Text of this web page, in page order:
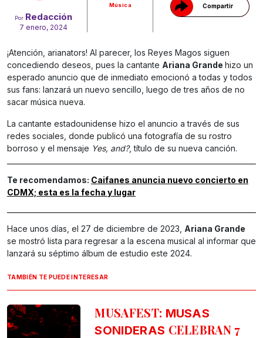
Por Redacción
7 enero, 2024
Música Compartir
¡Atención, arianators! Al parecer, los Reyes Magos siguen
concediendo deseos, pues la cantante Ariana Grande hizo un
esperado anuncio que de inmediato emocionó a todas y todos
sus fans: lanzará un nuevo sencillo, luego de tres años de no
sacar música nueva.
La cantante estadounidense hizo el anuncio a través de sus
redes sociales, donde publicó una fotografía de su rostro
borroso y el mensaje Yes, and?, título de su nueva canción.
Te recomendamos: Caifanes anuncia nuevo concierto en
CDMX; esta es la fecha y lugar
Hace unos días, el 27 de diciembre de 2023, Ariana Grande
se mostró lista para regresar a la escena musical al informar que
lanzará su séptimo álbum de estudio este 2024.
TAMBIÉN TE PUEDE INTERESAR
MUSAFEST: MUSAS
SONIDERAS CELEBRAN 7